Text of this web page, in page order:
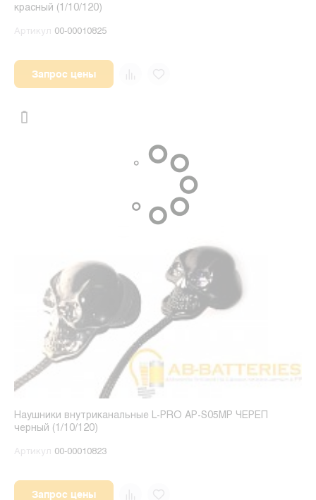
красный (1/10/120)
Артикул 00-00010825
Запрос цены
Наушники внутриканальные L-PRO AP-S05MP ЧЕРЕП
черный (1/10/120)
Артикул 00-00010823
Запрос цены